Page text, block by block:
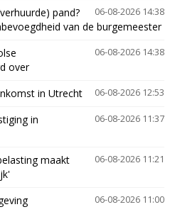
06-08-2026 14:38
pand?
van de burgemeester
06-08-2026 14:38
over
06-08-2026 12:53
in Utrecht
06-08-2026 11:37
in
06-08-2026 11:21
maakt
06-08-2026 11:00